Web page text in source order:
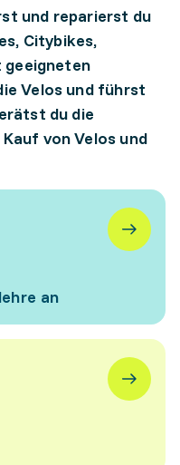
und reparierst du
Citybikes,
geeigneten
Velos und führst
du die
von Velos und
an